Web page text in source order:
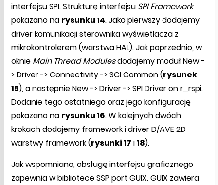
interfejsu SPI. Strukturę interfejsu SPI Framework
pokazano na rysunku 14. Jako pierwszy dodajemy
driver komunikacji sterownika wyświetlacza z
mikrokontrolerem (warstwa HAL). Jak poprzednio, w
oknie Main Thread Modulesdodajemy moduł New -
> Driver -> Connectivity -> SCI Common (rysunek
15), a następnie New -> Driver -> SPI Driver on r_rspi.
Dodanie tego ostatniego oraz jego konfigurację
pokazano na rysunku 16. W kolejnych dwóch
krokach dodajemy framework i driver D/AVE 2D
warstwy framework (rysunki 17 i18).
Jak wspomniano, obsługę interfejsu graficznego
zapewnia w bibliotece SSP port GUIX. GUIX zawiera